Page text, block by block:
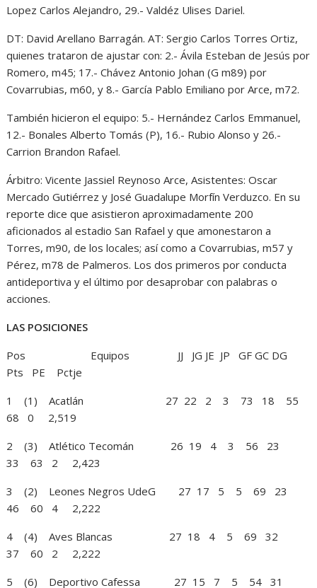
Lopez Carlos Alejandro, 29.- Valdéz Ulises Dariel.
DT: David Arellano Barragán. AT: Sergio Carlos Torres Ortiz,
quienes trataron de ajustar con: 2.- Ávila Esteban de Jesús por
Romero, m45; 17.- Chávez Antonio Johan (G m89) por
Covarrubias, m60, y 8.- García Pablo Emiliano por Arce, m72.
También hicieron el equipo: 5.- Hernández Carlos Emmanuel,
12.- Bonales Alberto Tomás (P), 16.- Rubio Alonso y 26.-
Carrion Brandon Rafael.
Árbitro: Vicente Jassiel Reynoso Arce, Asistentes: Oscar
Mercado Gutiérrez y José Guadalupe Morfín Verduzco. En su
reporte dice que asistieron aproximadamente 200
aficionados al estadio San Rafael y que amonestaron a
Torres, m90, de los locales; así como a Covarrubias, m57 y
Pérez, m78 de Palmeros. Los dos primeros por conducta
antideportiva y el último por desaprobar con palabras o
acciones.
LAS POSICIONES
Pos Equipos JJ JG JE JP GF GC DG
Pts PE Pctje
1 (1) Acatlán 27 22 2 3 73 18 55
68 0 2,519
2 (3) Atlético Tecomán 26 19 4 3 56 23
33 63 2 2,423
3 (2) Leones Negros UdeG 27 17 5 5 69 23
46 60 4 2,222
4 (4) Aves Blancas 27 18 4 5 69 32
37 60 2 2,222
5 (6) Deportivo Cafessa 27 15 7 5 54 31